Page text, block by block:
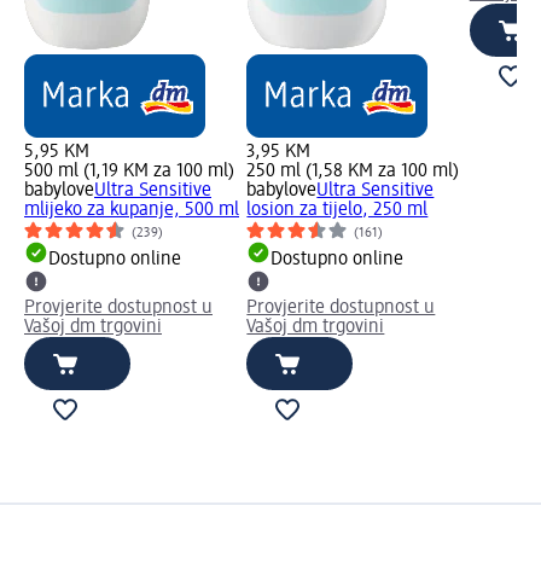
5,95 KM
500 ml (1,19 KM za 100 ml)
babyloveUltra Sensitive
mlijeko za kupanje, 500 ml
(239)
Dostupno online
Provjerite dostupnost u
Vašoj dm trgovini
3,95 KM
250 ml (1,58 KM za 100 ml)
babyloveUltra Sensitive
losion za tijelo, 250 ml
(161)
Dostupno online
Provjerite dostupnost u
Vašoj dm trgovini